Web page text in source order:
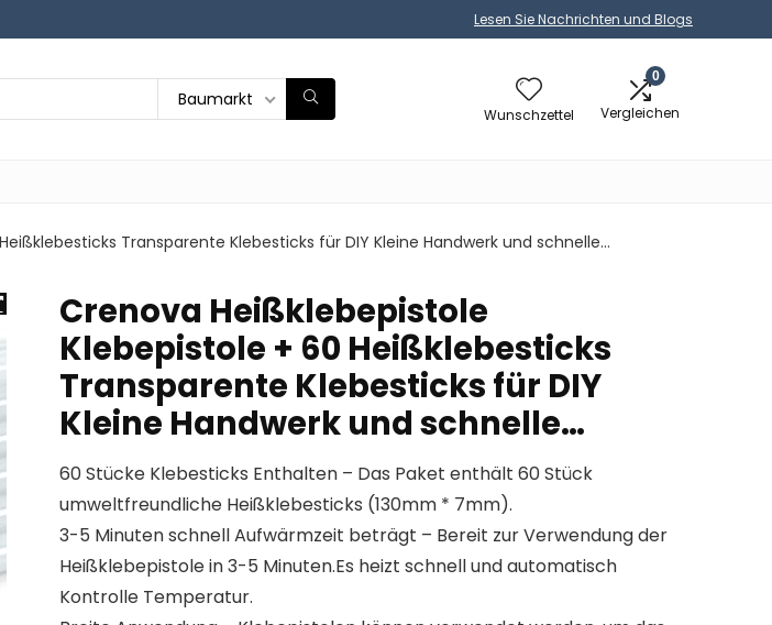
Lesen Sie Nachrichten und Blogs
Baumarkt
Wunschzettel
0
Vergleichen
Transparente Klebesticks für DIY Kleine Handwerk und schnelle…
Crenova Heißklebepistole
Klebepistole + 60 Heißklebesticks
Transparente Klebesticks für DIY
Kleine Handwerk und schnelle…
60 Stücke Klebesticks Enthalten – Das Paket enthält 60 Stück
umweltfreundliche Heißklebesticks (130mm * 7mm).
3-5 Minuten schnell Aufwärmzeit beträgt – Bereit zur Verwendung der
Heißklebepistole in 3-5 Minuten.Es heizt schnell und automatisch
Kontrolle Temperatur.